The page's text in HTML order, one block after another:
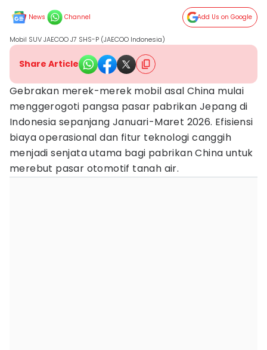
News Channel Add Us on Google
Mobil SUV JAECOO J7 SHS-P (JAECOO Indonesia)
Share Article
Gebrakan merek-merek mobil asal China mulai
menggerogoti pangsa pasar pabrikan Jepang di
Indonesia sepanjang Januari-Maret 2026. Efisiensi
biaya operasional dan fitur teknologi canggih
menjadi senjata utama bagi pabrikan China untuk
merebut pasar otomotif tanah air.